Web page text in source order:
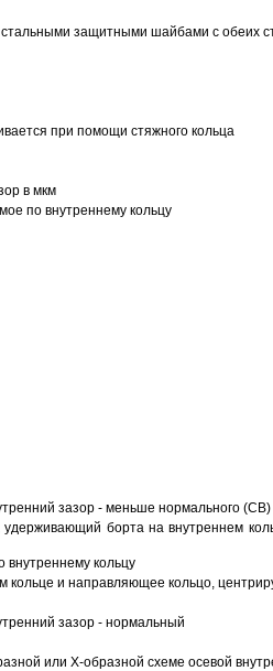
защитными шайбами с обеих
при помощи стяжного кольца
в мкм
по внутреннему кольцу
зазор - меньше нормального (CB)
борта на внутреннем
кольцу
и направляющее кольцо,
зазор - нормальный
или Х-образной схеме осевой